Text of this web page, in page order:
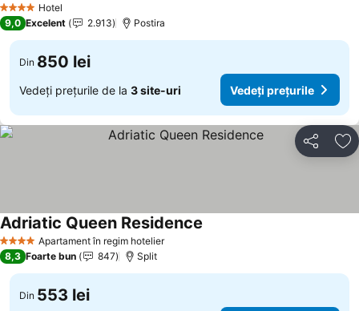
4 Stele Hotel
9,0 Excelent 2.913 Postira
Din 850 lei
Vedeți prețurile de la 3 site-uri Vedeți prețurile
Distribuiți
4 Stele Apartament în regim hotelier
Adriatic Queen Residence
8,3 Foarte bun 847 Split
Din 553 lei